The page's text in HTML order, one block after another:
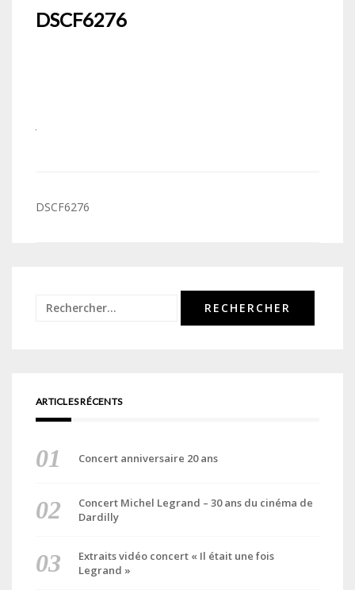
DSCF6276
Navigation
DSCF6276
Rechercher :
ARTICLES RÉCENTS
Concert anniversaire 20 ans
Concert Michel Legrand – 30 ans du cinéma de
Dardilly
Extraits vidéo concert « Il était une fois
Legrand »